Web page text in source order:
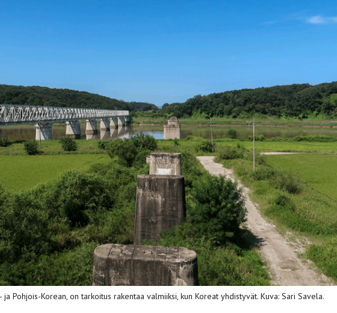
Pohjois-Korean, on tarkoitus rakentaa valmiiksi, kun Koreat yhdistyvät. Kuva: Sari Savela.